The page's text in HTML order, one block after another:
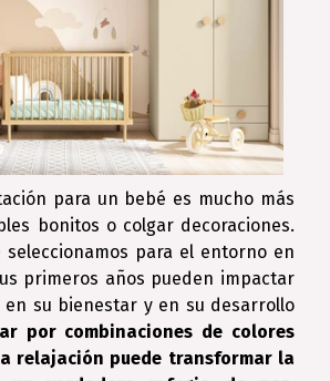
para un bebé es mucho más
bonitos o colgar decoraciones.
seleccionamos para el entorno en
primeros años pueden impactar
su bienestar y en su desarrollo
por combinaciones de colores
relajación puede transformar la